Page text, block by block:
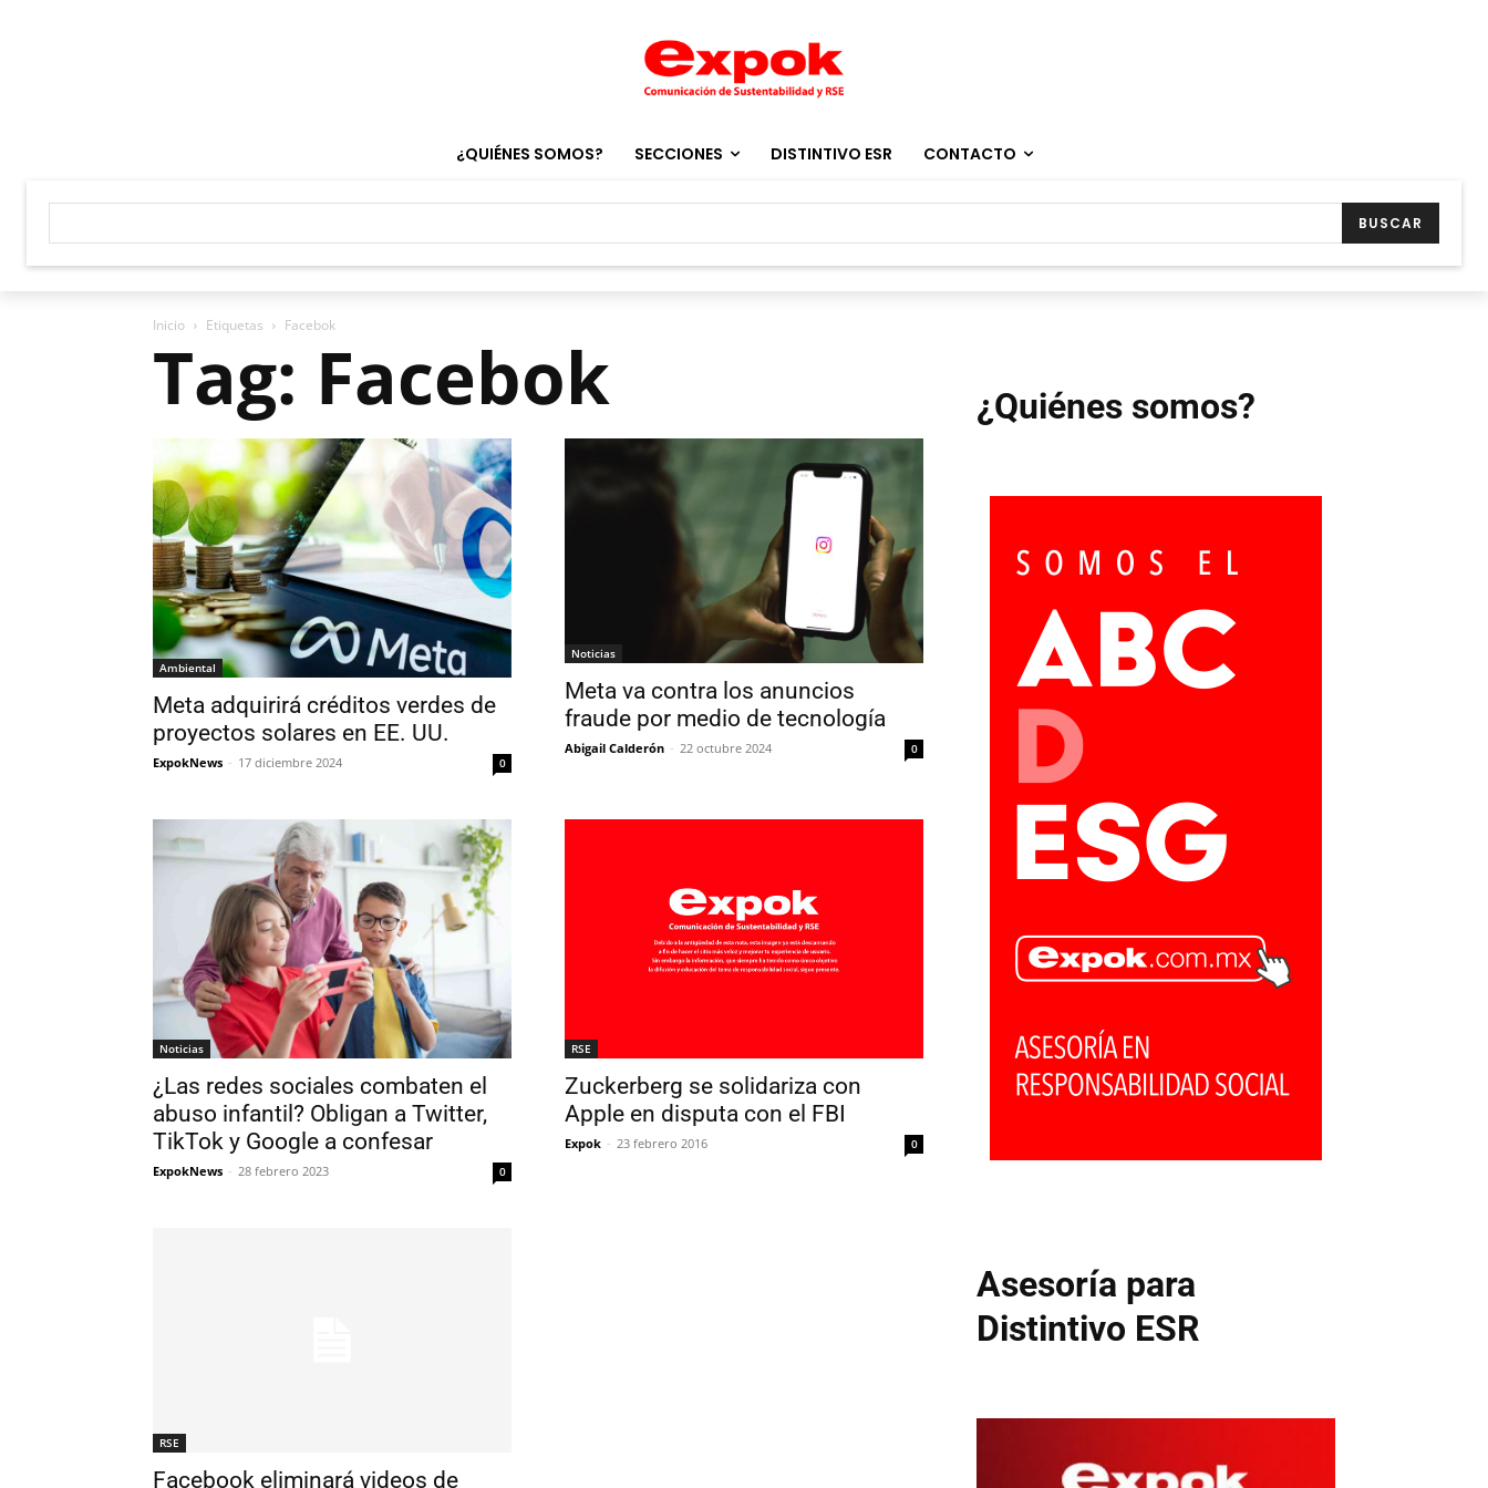
¿QUIÉNES SOMOS? SECCIONES DISTINTIVO ESR CONTACTO
BUSCAR
Inicio Etiquetas Facebok
Tag: Facebok
Ambiental
Meta adquirirá créditos verdes de
proyectos solares en EE. UU.
ExpokNews - 17 diciembre 2024 0
Noticias
Meta va contra los anuncios
fraude por medio de tecnología
Abigail Calderón - 22 octubre 2024 0
Noticias
¿Las redes sociales combaten el
abuso infantil? Obligan a Twitter,
TikTok y Google a confesar
ExpokNews - 28 febrero 2023 0
RSE
Zuckerberg se solidariza con
Apple en disputa con el FBI
Expok - 23 febrero 2016 0
RSE
Facebook eliminará videos de
¿Quiénes somos?
Asesoría para
Distintivo ESR